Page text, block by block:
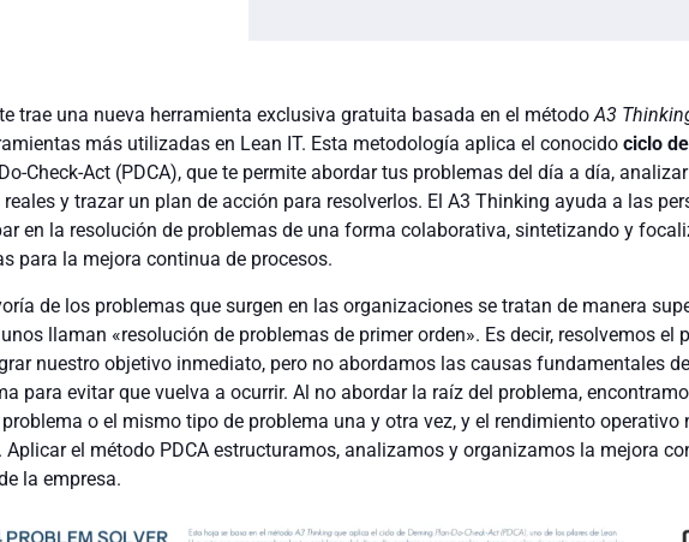
trae una nueva herramienta exclusiva gratuita basada en el métodoA3
más utilizadas en Lean IT. Esta metodología aplica el conocido ciclo
Check-Act (PDCA), que te permite abordar tus problemas del día a día,
y trazar un plan de acción para resolverlos. El A3 Thinking ayuda a las
en la resolución de problemas de una forma colaborativa, sintetizando y
para la mejora continua de procesos.
de los problemas que surgen en las organizaciones se tratan de manera
llaman «resolución de problemas de primer orden». Es decir, resolvemos el
nuestro objetivo inmediato, pero no abordamos las causas fundamentales
para evitar que vuelva a ocurrir. Al no abordar la raíz del problema,
o el mismo tipo de problema una y otra vez, y el rendimiento operativo
Aplicar el método PDCA estructuramos, analizamos y organizamos la mejora
la empresa.